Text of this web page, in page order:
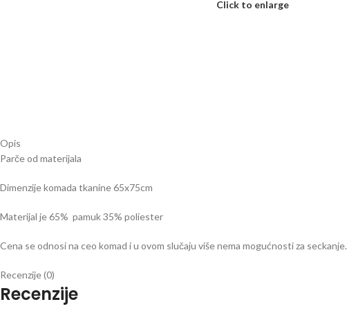
Click to enlarge
Opis
Parče od materijala
Dimenzije komada tkanine 65x75cm
Materijal je 65% pamuk 35% poliester
Cena se odnosi na ceo komad i u ovom slučaju više nema mogućnosti za seckanje.
Recenzije (0)
Recenzije